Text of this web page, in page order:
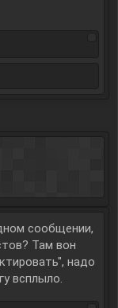
сообщении,
Там вон
надо
всплыло.